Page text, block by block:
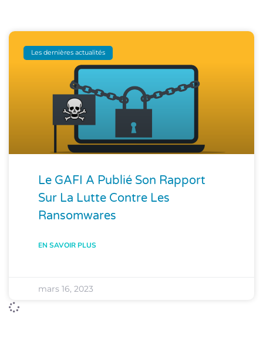
Les dernières actualités
Le GAFI A Publié Son Rapport
Sur La Lutte Contre Les
Ransomwares
EN SAVOIR PLUS
mars 16, 2023